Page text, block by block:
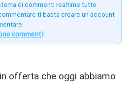
di commenti realtime tutto
ti basta creare un account
commenti!
offerta che oggi abbiamo